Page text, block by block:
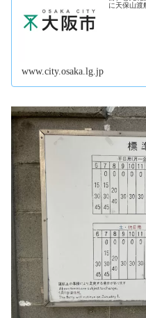
に天保山渡
www.city.osaka.lg.jp